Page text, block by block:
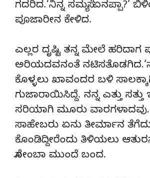
ಗದರಿದ.‘ನಿನ್ನ ಸಮಸ್ಯೆ ಏನಪ್ಪಾ?’
ಪೂಜಾರೀನ ಕೇಳಿದ.
ಎಲ್ಲರ ದೃಷ್ಟಿ ತನ್ನ ಮೇಲೆ
ಅರಿಯದವನಂತೆ
ಕೊಳ್ಳಲು ಖಾವಂದರ ಬಳಿ
ಗುಜಾರಾಯಿಸಿದ್ದೆ. ನನ್ನ ಎತ್ತು
ಸರಿಯಾಗಿ ಮೂರು ವಾರಗಳಾದವು.
ಸಾಹೇಬರು ಏನು ತೀರ್ಮಾನ
ಕೊಂಡಿದ್ದೀರೆಂದು ತಿಳಿಯಲು
ಸೋಂಬಾ ಮುಂದೆ ಬಂದ.